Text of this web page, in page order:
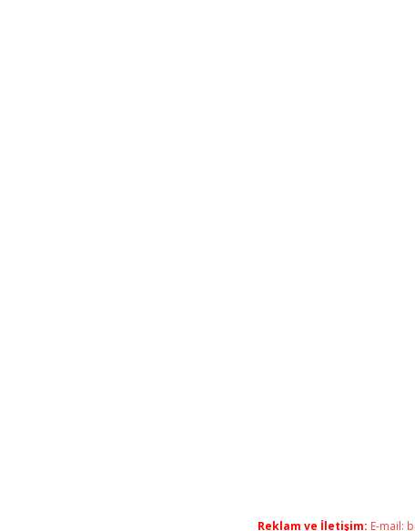
Reklam ve İletişim: E-mail: